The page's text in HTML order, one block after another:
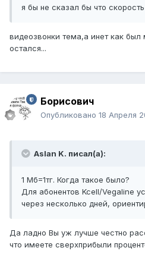
я бы не сказал бы что
видеозвонки тема,а инет как
остался...
Борисович
Опубликовано 18 Апреля
Aslan K. писал(а):
1 Мб=1тг. Когда такое было?
Для абонентов Kcell/Vegaline
через несколько дней,
Да ладно Вы уж лучше честно
что имеете сверхприбыли